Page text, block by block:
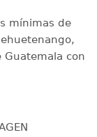
mínimas de
Guatemala con